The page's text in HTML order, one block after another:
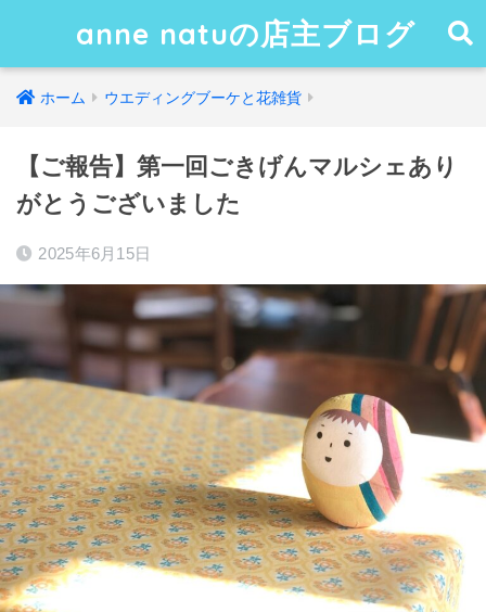
anne natuの店主ブログ
ホーム ウエディングブーケと花雑貨
【ご報告】第一回ごきげんマルシェあり
がとうございました
2025年6月15日